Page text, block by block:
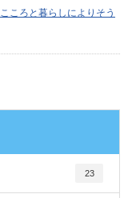
ころと暮らしによりそう
23